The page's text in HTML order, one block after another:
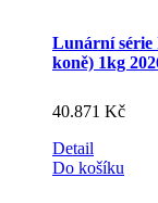
Lunární série
koně) 1kg
40.871 Kč
Detail
Do košíku